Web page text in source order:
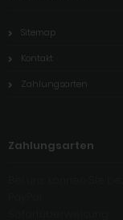
Sitemap
Kontakt
Zahlungsarten
Zahlungsarten